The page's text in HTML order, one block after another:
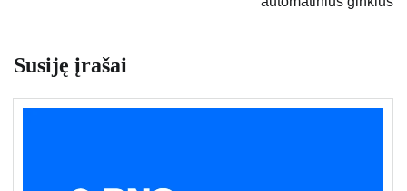
Susiję įrašai